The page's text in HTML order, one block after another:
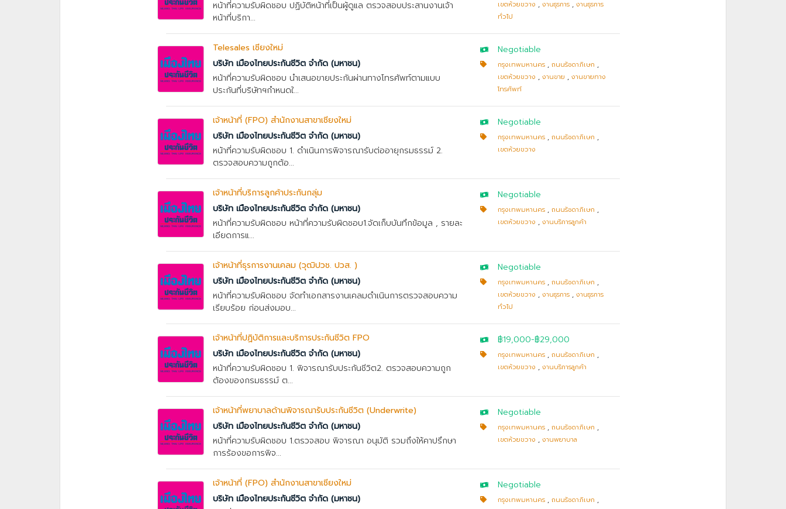
หน้าที่ความรับผิดชอบ ปฏิบัติหน้าที่เป็นผู้ดูแล ตรวจสอบประสานงานเจ้า
หน้าที่บริกา...
เขตห้วยขวาง ,งานธุรการ ,งานธุรการ
ทั่วไป
Telesales เชียงใหม่
บริษัท เมืองไทยประกันชีวิต จำกัด (มหาชน)
หน้าที่ความรับผิดชอบ นำเสนอขายประกันผ่านทางโทรศัพท์ตามแบบ
ประกันที่บริษัทฯกำหนดใ...
Negotiable
กรุงเทพมหานคร ,ถนนรัชดาภิเษก ,
เขตห้วยขวาง ,งานขาย ,งานขายทาง
โทรศัพท์
เจ้าหน้าที่ (FPO) สำนักงานสาขาเชียงใหม่
บริษัท เมืองไทยประกันชีวิต จำกัด (มหาชน)
หน้าที่ความรับผิดชอบ 1. ดำเนินการพิจารณารับต่ออายุกรมธรรม์ 2.
ตรวจสอบความถูกต้อ...
Negotiable
กรุงเทพมหานคร ,ถนนรัชดาภิเษก ,
เขตห้วยขวาง
เจ้าหน้าที่บริการลูกค้าประกันกลุ่ม
บริษัท เมืองไทยประกันชีวิต จำกัด (มหาชน)
หน้าที่ความรับผิดชอบ หน้าที่ความรับผิดชอบ1.จัดเก็บบันทึกข้อมูล , รายละ
เอียดการแ...
Negotiable
กรุงเทพมหานคร ,ถนนรัชดาภิเษก ,
เขตห้วยขวาง ,งานบริการลูกค้า
เจ้าหน้าที่ธุรการงานเคลม (วุฒิปวช. ปวส. )
บริษัท เมืองไทยประกันชีวิต จำกัด (มหาชน)
หน้าที่ความรับผิดชอบ จัดทำเอกสารงานเคลมดำเนินการตรวจสอบความ
เรียบร้อย ก่อนส่งมอบ...
Negotiable
กรุงเทพมหานคร ,ถนนรัชดาภิเษก ,
เขตห้วยขวาง ,งานธุรการ ,งานธุรการ
ทั่วไป
เจ้าหน้าที่ปฏิบัติการและบริการประกันชีวิต FPO
บริษัท เมืองไทยประกันชีวิต จำกัด (มหาชน)
หน้าที่ความรับผิดชอบ 1. พิจารณารับประกันชีวิต2. ตรวจสอบความถูก
ต้องของกรมธรรม์ ต...
฿19,000-฿29,000
กรุงเทพมหานคร ,ถนนรัชดาภิเษก ,
เขตห้วยขวาง ,งานบริการลูกค้า
เจ้าหน้าที่พยาบาลด้านพิจารณารับประกันชีวิต (Underwrite)
บริษัท เมืองไทยประกันชีวิต จำกัด (มหาชน)
หน้าที่ความรับผิดชอบ 1.ตรวจสอบ พิจารณา อนุมัติ รวมถึงให้คาปรึกษา
การร้องขอการพิจ...
Negotiable
กรุงเทพมหานคร ,ถนนรัชดาภิเษก ,
เขตห้วยขวาง ,งานพยาบาล
เจ้าหน้าที่ (FPO) สำนักงานสาขาเชียงใหม่
บริษัท เมืองไทยประกันชีวิต จำกัด (มหาชน)
Negotiable
กรุงเทพมหานคร ,ถนนรัชดาภิเษก ,